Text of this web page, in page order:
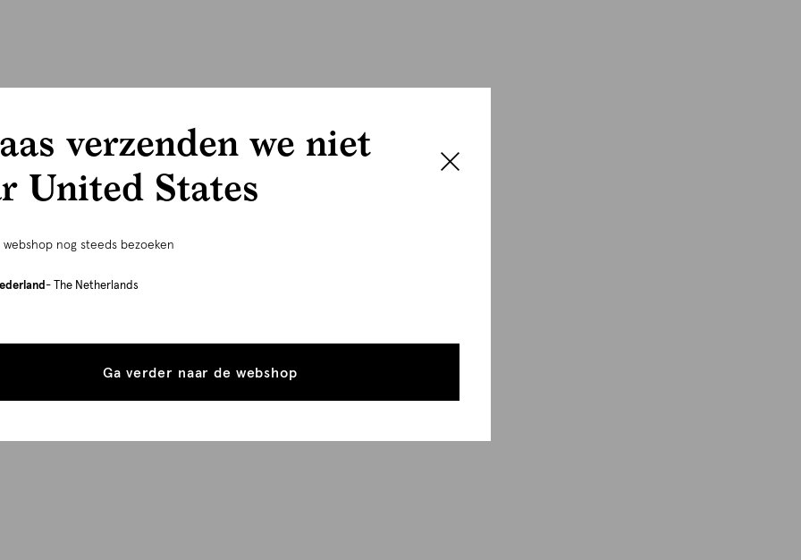
verzenden we niet
United States
nog steeds bezoeken
- The Netherlands
Ga verder naar de webshop